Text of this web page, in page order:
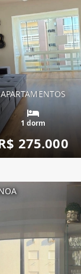
APARTAMENTOS
1 dorm
275.000